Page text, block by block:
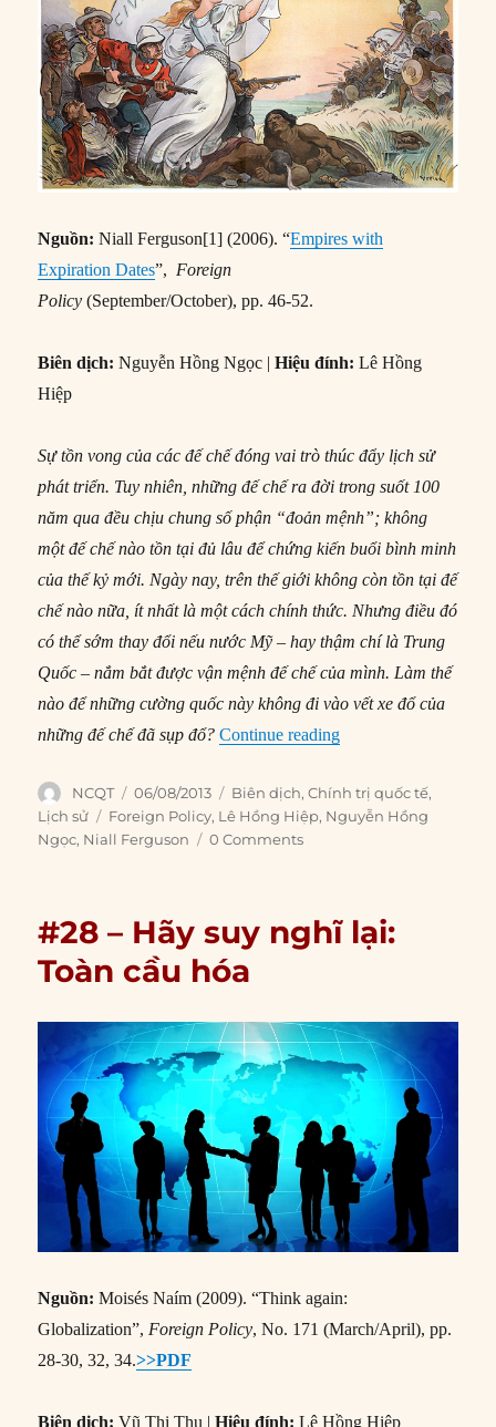
Nguồn: Niall Ferguson[1] (2006). “Empires with
Expiration Dates”, Foreign
Policy (September/October), pp. 46-52.
Biên dịch: Nguyễn Hồng Ngọc |Hiệu đính: Lê Hồng
Hiệp
Sự tồn vong của các đế chế đóng vai trò thúc đẩy lịch sử
phát triển. Tuy nhiên, những đế chế ra đời trong suốt 100
năm qua đều chịu chung số phận “đoản mệnh”; không
một đế chế nào tồn tại đủ lâu để chứng kiến buổi bình minh
của thế kỷ mới. Ngày nay, trên thế giới không còn tồn tại đế
chế nào nữa, ít nhất là một cách chính thức. Nhưng điều đó
có thể sớm thay đổi nếu nước Mỹ – hay thậm chí là Trung
Quốc – nắm bắt được vận mệnh đế chế của mình. Làm thế
nào để những cường quốc này không đi vào vết xe đổ của
những đế chế đã sụp đổ? Continue reading“#40 – Đế chế có thời
Author
NCQT
Posted
on
06/08/2013 Categories
Biên dịch,Chính trị quốc tế,
Lịch sử
Tags
Foreign Policy, Lê Hồng Hiệp, Nguyễn Hồng
Ngọc, Niall Ferguson 0 Comments
#28 – Hãy suy nghĩ lại:
Toàn cầu hóa
Nguồn: Moisés Naím (2009). “Think again:
Globalization”,Foreign Policy, No. 171 (March/April), pp.
28-30, 32, 34.>>PDF
Biên dịch: Vũ Thị Thu |Hiệu đính: Lê Hồng Hiệp